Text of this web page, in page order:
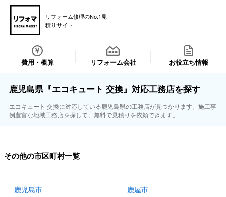
リフォーム修理のNo.1見
積りサイト
費用・概算 リフォーム会社 お役立ち情報
鹿児島県『エコキュート 交換』対応工務店を探す
エコキュート 交換に対応している鹿児島県の工務店が見つかります。施工事
例豊富な地域工務店を探して、無料で見積りを依頼できます。
その他の市区町村一覧
鹿児島市 鹿屋市